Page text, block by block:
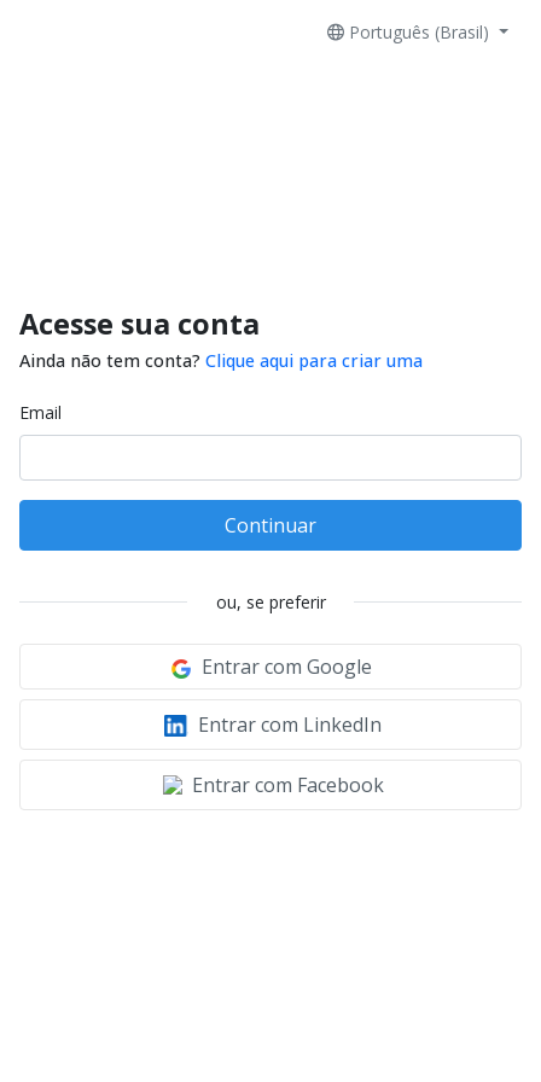
Português (Brasil)
Acesse sua conta
Ainda não tem conta? Clique aqui para criar uma
Email
Continuar
ou, se preferir
Entrar com Google
Entrar com LinkedIn
Entrar com Facebook